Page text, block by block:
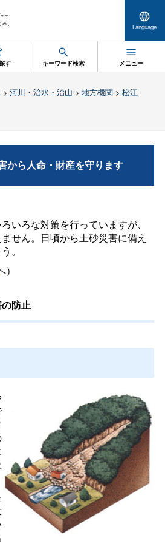
Language
す キーワード検索 メニュー
> 河川・治水・治山 > 地方機関> 松江
から人命・財産を守ります
いろな対策を行っていますが、
せん。日頃から土砂災害に備え
。
）
防止